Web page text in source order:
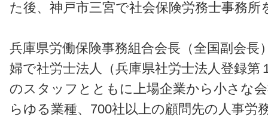
た後、神戸市三宮で社会保険労務士事務所
兵庫県労働保険事務組合会長（全国副会長
婦で社労士法人（兵庫県社労士法人登録第
のスタッフとともに上場企業から小さな
らゆる業種、700社以上の顧問先の人事労